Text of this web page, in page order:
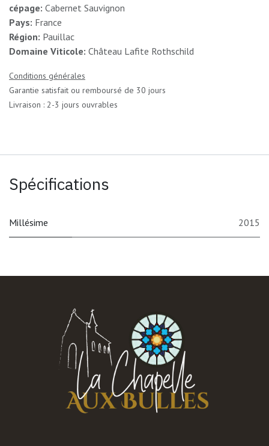
cépage: Cabernet Sauvignon
Pays: France
Région: Pauillac
Domaine Viticole: Château Lafite Rothschild
Conditions générales
Garantie satisfait ou remboursé de 30 jours
Livraison : 2-3 jours ouvrables
Spécifications
Millésime 2015